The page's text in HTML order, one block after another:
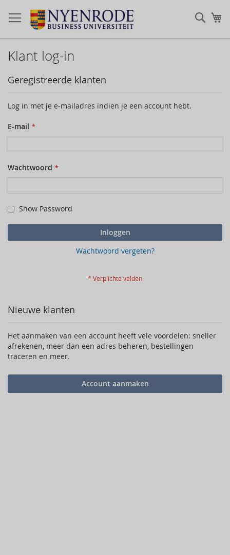
Klant log-in
Geregistreerde klanten
Log in met je e-mailadres indien je een account hebt.
E-mail
Wachtwoord
Show Password
Inloggen
Wachtwoord vergeten?
Nieuwe klanten
Het aanmaken van een account heeft vele voordelen: sneller
afrekenen, meer dan een adres beheren, bestellingen
traceren en meer.
Account aanmaken